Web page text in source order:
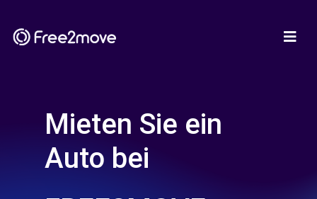
Mieten Sie ein
Auto bei